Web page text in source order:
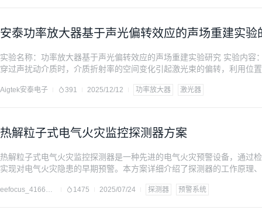
安泰功率放大器基于声光偏转效应的声场重建实验
实验名称：功率放大器基于声光偏转效应的声场重建实验研究 实验内
穿过声扰动介质时，介质折射率的空间变化引起激光束的偏转，利用位
值。同时利用边界延拓方法可以显著提高基尔霍夫积分定
Aigtek安泰电子 391 2025/12/12 功率放大器 激光器
热解粒子式电气火灾监控探测器方案
热解粒子式电气火灾监控探测器是一种先进的电气火灾预警设备，通过
实现对电气火灾隐患的早期预警。本方案详细介绍了探测器的工作原理
增加，该探测器具有广阔的应用前景，能够为保障人员生命财产安全和
eefocus_4166189 1475 2025/07/24 探测器 预警系统